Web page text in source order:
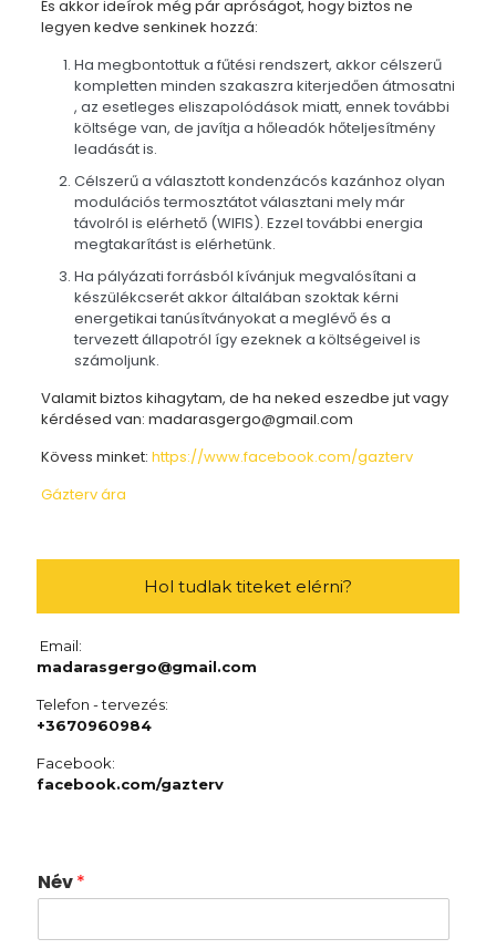
És akkor ideírok még pár apróságot, hogy biztos ne
legyen kedve senkinek hozzá:
Ha megbontottuk a fűtési rendszert, akkor célszerű
kompletten minden szakaszra kiterjedően átmosatni
, az esetleges eliszapolódások miatt, ennek további
költsége van, de javítja a hőleadók hőteljesítmény
leadását is.
Célszerű a választott kondenzácós kazánhoz olyan
modulációs termosztátot választani mely már
távolról is elérhető (WIFIS). Ezzel további energia
megtakarítást is elérhetünk.
Ha pályázati forrásból kívánjuk megvalósítani a
készülékcserét akkor általában szoktak kérni
energetikai tanúsítványokat a meglévő és a
tervezett állapotról így ezeknek a költségeivel is
számoljunk.
Valamit biztos kihagytam, de ha neked eszedbe jut vagy
kérdésed van: madarasgergo@gmail.com
Kövess minket: https://www.facebook.com/gazterv
Gázterv ára
Hol tudlak titeket elérni?
Email:
madarasgergo@gmail.com
Telefon - tervezés:
+3670960984
Facebook:
facebook.com/gazterv
Név*